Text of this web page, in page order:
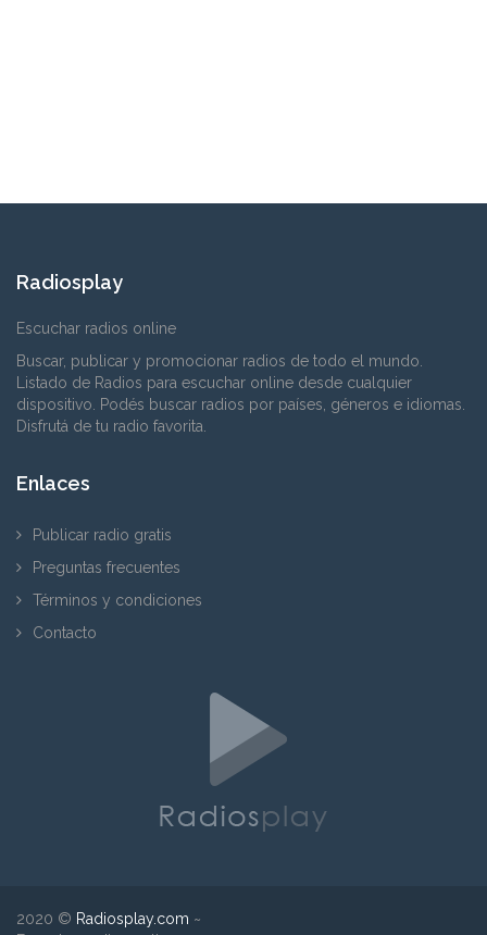
Radiosplay
Escuchar radios online
Buscar, publicar y promocionar radios de todo el mundo.
Listado de Radios para escuchar online desde cualquier
dispositivo. Podés buscar radios por países, géneros e idiomas.
Disfrutá de tu radio favorita.
Enlaces
Publicar radio gratis
Preguntas frecuentes
Términos y condiciones
Contacto
2020 © Radiosplay.com ~